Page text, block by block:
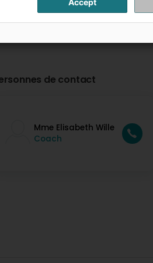
de contact
Mme Elisabeth Wille
Coach
Accept